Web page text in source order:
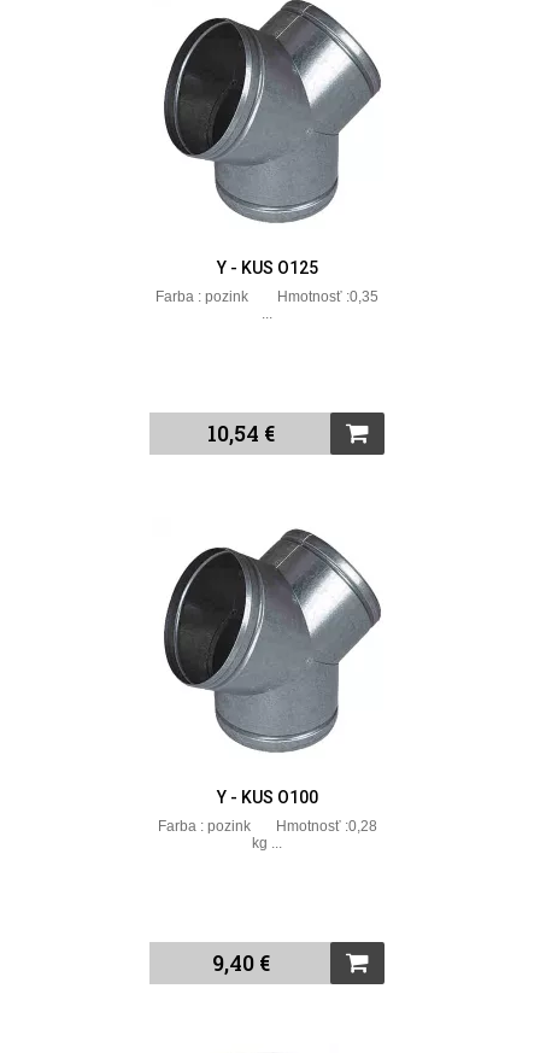
Y - KUS O125
Farba : pozink Hmotnosť :0,35
...
10,54 €
Y - KUS O100
Farba : pozink Hmotnosť :0,28
kg ...
9,40 €